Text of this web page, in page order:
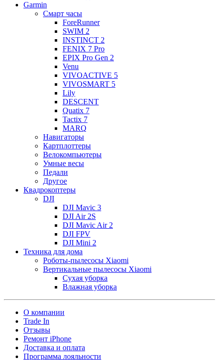
Garmin
Смарт часы
ForeRunner
SWIM 2
INSTINCT 2
FENIX 7 Pro
EPIX Pro Gen 2
Venu
VIVOACTIVE 5
VIVOSMART 5
Lily
DESCENT
Quatix 7
Tactix 7
MARQ
Навигаторы
Картплоттеры
Велокомпьютеры
Умные весы
Педали
Другое
Квадрокоптеры
DJI
DJI Mavic 3
DJI Air 2S
DJI Mavic Air 2
DJI FPV
DJI Mini 2
Техника для дома
Роботы-пылесосы Xiaomi
Вертикальные пылесосы Xiaomi
Сухая уборка
Влажная уборка
О компании
Trade In
Отзывы
Ремонт iPhone
Доставка и оплата
Программа лояльности